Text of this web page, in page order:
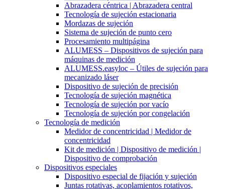
Abrazadera céntrica | Abrazadera central
Tecnología de sujeción estacionaria
Mordazas de sujeción
Sistema de sujeción de punto cero
Procesamiento multipágina
ALUMESS – Dispositivos de sujeción para
máquinas de medición
ALUMESS.easyloc – Útiles de sujeción para
mecanizado láser
Dispositivo de sujeción de precisión
Tecnología de sujeción magnética
Tecnología de sujeción por vacío
Tecnología de sujeción por congelación
Tecnología de medición
Medidor de concentricidad | Medidor de
concentricidad
Kit de medición | Dispositivo de medición |
Dispositivo de comprobación
Dispositivos especiales
Dispositivo especial de fijación y sujeción
Juntas rotativas, acoplamientos rotativos,